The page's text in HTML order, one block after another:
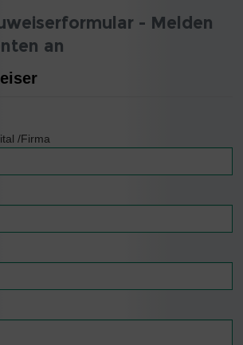
- Melden
an
/Firma